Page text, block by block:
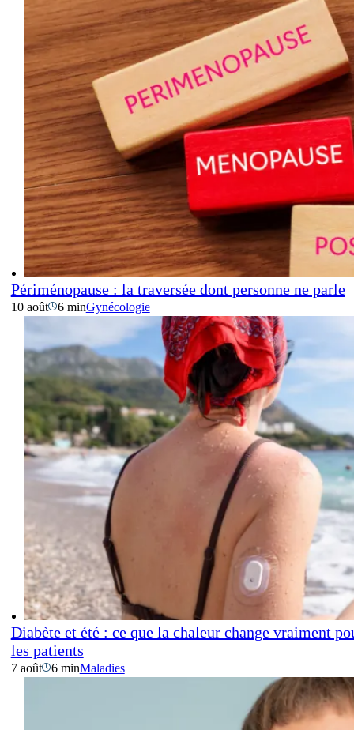
Périménopause : la traversée dont personne ne parle
10 août 6 minGynécologie
Diabète et été : ce que la chaleur change vraiment
les patients
7 août 6 minMaladies